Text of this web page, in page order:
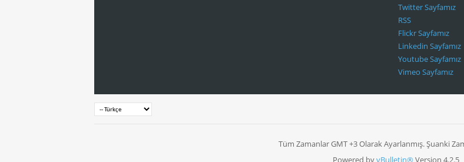
Twitter Sayfamız
RSS
Flickr Sayfamız
Linkedin Sayfamız
Youtube Sayfamız
Vimeo Sayfamız
Tüm Zamanlar GMT +3 Olarak Ayarlanmış. Şuanki
Powered byvBulletin®Version 4.2.5